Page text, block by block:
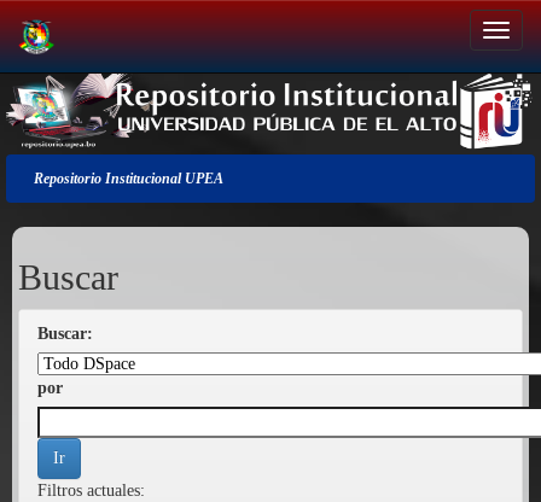
Salir
de
la
navegación
Repositorio Institucional UPEA
Buscar
Buscar:
por
Filtros actuales: